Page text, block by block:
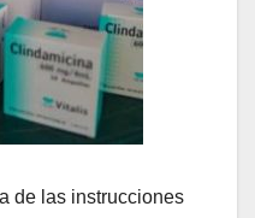
de las instrucciones